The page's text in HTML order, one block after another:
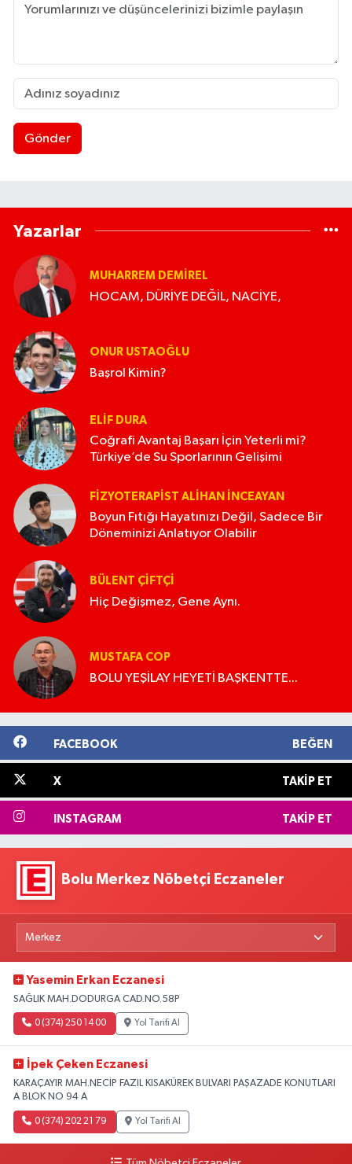
Gönder
Yazarlar
MUHARREM DEMIREL
HOCAM, DÜRİYE DEĞİL, NACİYE,
ONUR USTAOĞLU
Başrol Kimin?
ELIF DURA
Coğrafi Avantaj Başarı İçin Yeterli mi?
Türkiye’de Su Sporlarının Gelişimi
FIZYOTERAPIST ALIHAN İNCEAYAN
Boyun Fıtığı Hayatınızı Değil, Sadece Bir
Döneminizi Anlatıyor Olabilir
BÜLENT ÇIFTÇI
Hiç Değişmez, Gene Aynı.
MUSTAFA COP
BOLU YEŞİLAY HEYETİ BAŞKENTTE...
FACEBOOK BEĞEN
X TAKIP ET
INSTAGRAM TAKIP ET
Bolu Merkez Nöbetçi Eczaneler
Yasemin Erkan Eczanesi
SAĞLIK MAH.DODURGA CAD.NO.58P
0 (374) 250 14 00 Yol Tarifi Al
İpek Çeken Eczanesi
KARAÇAYIR MAH.NECİP FAZIL KISAKÜREK BULVARI PAŞAZADE KONUTLARI
A BLOK NO 94 A
0 (374) 202 21 79 Yol Tarifi Al